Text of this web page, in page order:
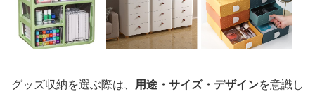
グッズ収納を選ぶ際は、 用途・サイズ・デザインを意識し